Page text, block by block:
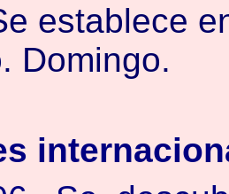
establece
Domingo.